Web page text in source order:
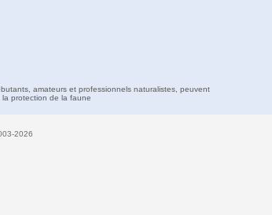
amateurs et professionnels naturalistes, peuvent
protection de la faune
2026